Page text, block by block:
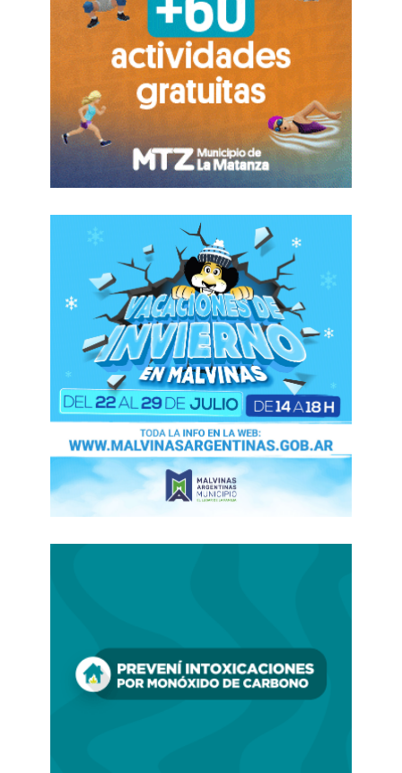
Schiaretti (exmandatario de Córdoba) por si
llegara a haber una Asamblea Legislativa».
La política empieza a moverse, acurrucarse y
animarse. Están viendo que se puede y es hora
de dar un paso adelante. El dólar inquieto y la
recesión ayudan. Las elecciones podrían llegar a
ser una anécdota si el panorama se torna
Muchos repiten un mismo libreto: «En
2001 no había inflación, había deflación».
Mientras,
Milei mira para adentro y empuja la
renuncia de su principal enemiga pública
No, no es Cristina Kirchner. Es Victoria
Villarruel. Su vicepresidenta.
El mandatario puso a parte de su gabinete
a erosionar a Villarruel hasta agotarla. Ya ni el
diplomático Guillermo Francos puede disimularlo
si es elegida senadora seguirá con parte de esta
tarea en 2026 dentro de la Cámara alta.